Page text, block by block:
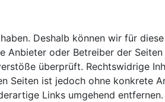
Deshalb können wir für
Anbieter oder Betreiber der Seiten
überprüft. Rechtswidrige
Seiten ist jedoch ohne konkrete
Links umgehend entfernen.